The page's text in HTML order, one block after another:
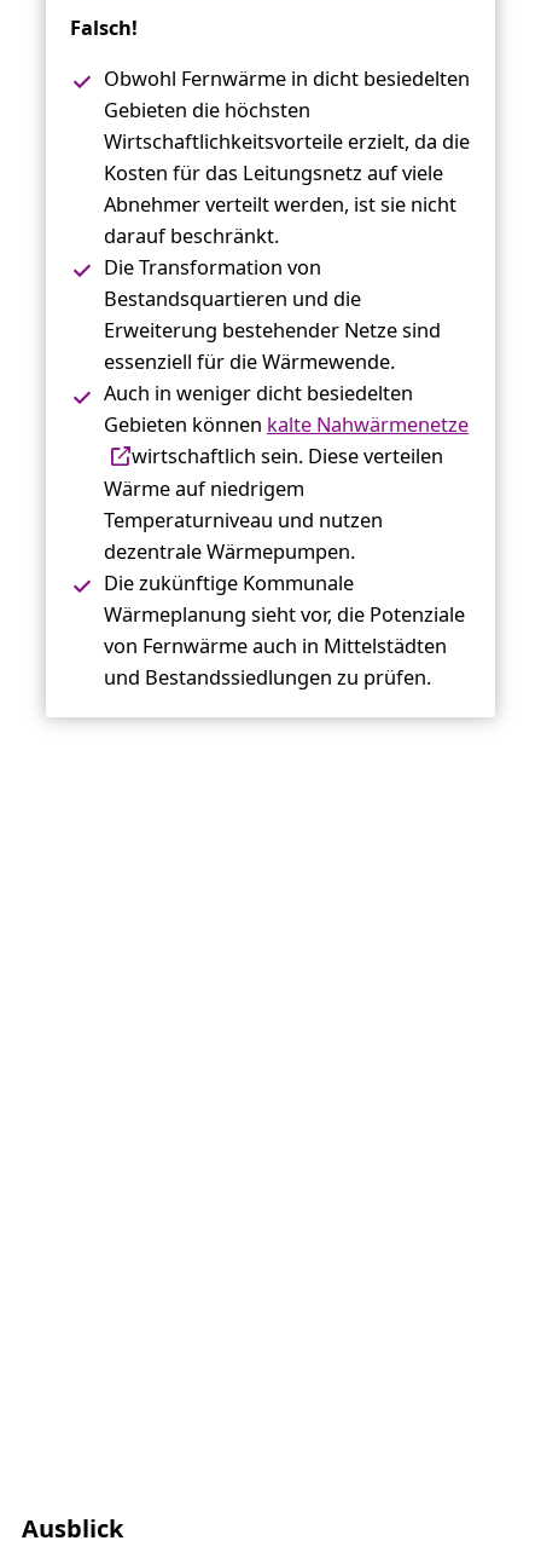
Falsch!
Obwohl Fernwärme in dicht besiedelten
Gebieten die höchsten
Wirtschaftlichkeitsvorteile erzielt, da die
Kosten für das Leitungsnetz auf viele
Abnehmer verteilt werden, ist sie nicht
darauf beschränkt.
Die Transformation von
Bestandsquartieren und die
Erweiterung bestehender Netze sind
essenziell für die Wärmewende.
Auch in weniger dicht besiedelten
Gebieten können kalte Nahwärmenetze
wirtschaftlich sein. Diese verteilen
Wärme auf niedrigem
Temperaturniveau und nutzen
dezentrale Wärmepumpen.
Die zukünftige Kommunale
Wärmeplanung sieht vor, die Potenziale
von Fernwärme auch in Mittelstädten
und Bestandssiedlungen zu prüfen.
Ausblick